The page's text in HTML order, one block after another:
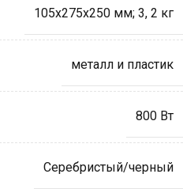
105x275x250 мм; 3, 2 кг
металл и пластик
800 Вт
Серебристый/черный